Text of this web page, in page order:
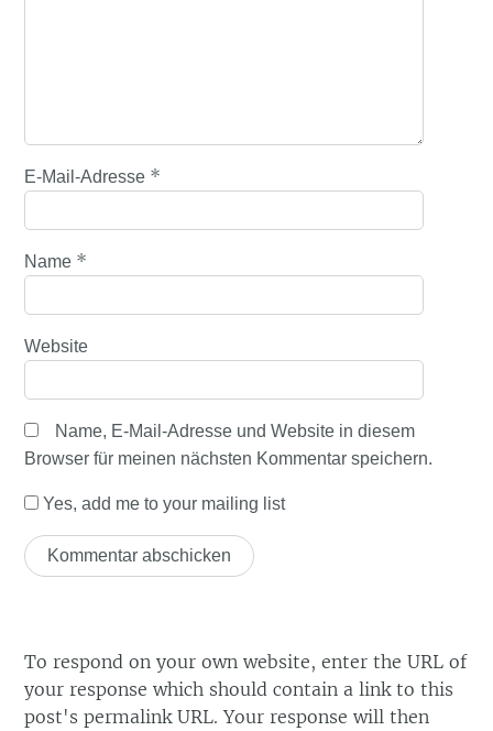
E-Mail-Adresse *
Name *
Website
Name, E-Mail-Adresse und Website in diesem
Browser für meinen nächsten Kommentar speichern.
Yes, add me to your mailing list
To respond on your own website, enter the URL of
your response which should contain a link to this
post's permalink URL. Your response will then